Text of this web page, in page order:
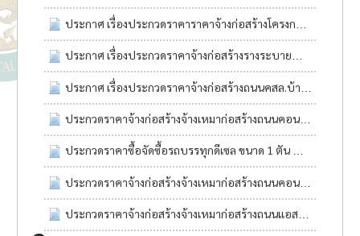
ประกาศ เรื่องประกวดราคาราคาจ้างก่อสร้างโครงการปรับปรุงผิวจราจร โครงการปูผิวแอสฟัลท์ติกคอนกรีตบนถนนคอนกรีตสายทางบ้านบุก้านตง หมู่ที่12
ประกาศ เรื่องประกวดราคาจ้างก่อสร้างรางระบายน้ำคสล. บ้านสี่เหลี่ยมน้อย หมู่9
ประกาศ เรื่องประกวดราคาจ้างก่อสร้างถนนคสล.บ้านโคกใหม่พัฒนา หมู่15
ประกวดราคาจ้างก่อสร้างจ้างเหมาก่อสร้างถนนคอนกรีตเสริมเหล็ก บ้านสี่เหลี่ยมเจริญ หมู่ที่ 10 ด้วยวิธีประกวดราคาอิเล็กทรอนิกส์ (e-bidding)
ประกวดราคาซื้อจัดซื้อรถบรรทุกดีเซล ขนาด 1 ตัน จำนวน 1 คัน ด้วยวิธีประกวดราคาอิเล็กทรอนิกส์ (e-bidding)
ประกวดราคาจ้างก่อสร้างจ้างเหมาก่อสร้างถนนคอนกรีตเสริมเหล็ก บ้านบุก้านตงพัฒนา หมู่ที่ 16 ด้วยวิธีประกวดราคาอิเล็กทรอนิกส์ (e-bidding)
ประกวดราคาจ้างก่อสร้างจ้างเหมาก่อสร้างถนนแอสฟัลท์ติกคอนกรีตสายทางบ้านหนองผักโพด หมู่ที่ 4 ด้วยวิธีประกวดราคาอิเล็กทรอนิกส์ (e-bidding)